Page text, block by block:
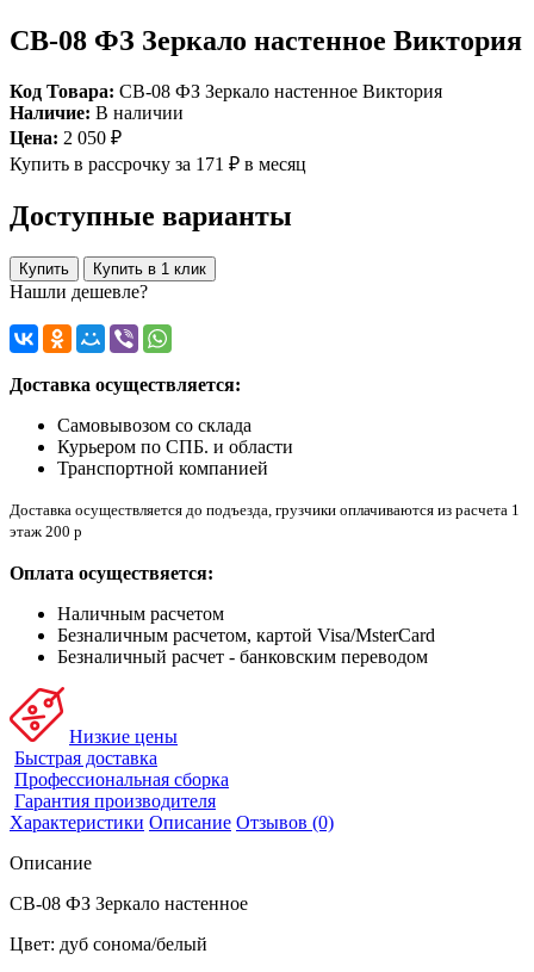
СВ-08 ФЗ Зеркало настенное Виктория
Код Товара: СВ-08 ФЗ Зеркало настенное Виктория
Наличие: В наличии
Цена: 2 050 ₽
Купить в рассрочку за 171 ₽ в месяц
Доступные варианты
Купить Купить в 1 клик
Нашли дешевле?
Доставка осуществляется:
Самовывозом со склада
Курьером по СПБ. и области
Транспортной компанией
Доставка осуществляется до подъезда, грузчики оплачиваются из расчета 1
этаж 200 р
Оплата осуществяется:
Наличным расчетом
Безналичным расчетом, картой Visa/MsterCard
Безналичный расчет - банковским переводом
Низкие цены
Быстрая доставка
Профессиональная сборка
Гарантия производителя
Характеристики Описание Отзывов (0)
Описание
СВ-08 ФЗ Зеркало настенное
Цвет: дуб сонома/белый